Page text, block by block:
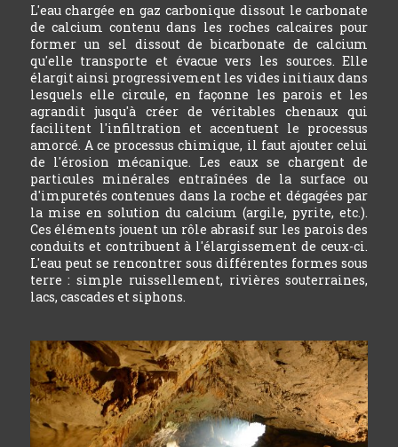
L'eau chargée en gaz carbonique dissout le carbonate
de calcium contenu dans les roches calcaires pour
former un sel dissout de bicarbonate de calcium
qu'elle transporte et évacue vers les sources. Elle
élargit ainsi progressivement les vides initiaux dans
lesquels elle circule, en façonne les parois et les
agrandit jusqu'à créer de véritables chenaux qui
facilitent l'infiltration et accentuent le processus
amorcé. A ce processus chimique, il faut ajouter celui
de l'érosion mécanique. Les eaux se chargent de
particules minérales entraînées de la surface ou
d'impuretés contenues dans la roche et dégagées par
la mise en solution du calcium (argile, pyrite, etc.).
Ces éléments jouent un rôle abrasif sur les parois des
conduits et contribuent à l'élargissement de ceux-ci.
L'eau peut se rencontrer sous différentes formes sous
terre : simple ruissellement, rivières souterraines,
lacs, cascades et siphons.